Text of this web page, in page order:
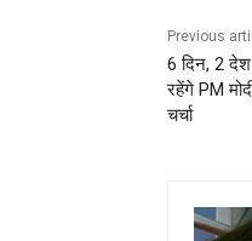
Previous
6 दिन, 2
रहेंगे PM
चर्चा